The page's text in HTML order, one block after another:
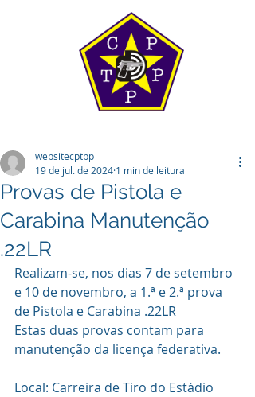
Provas de Pistola e
Carabina Manutenção
.22LR
websitecptpp
19 de jul. de 2024 1 min de leitura
Realizam-se, nos dias 7 de setembro
e 10 de novembro, a 1.ª e 2.ª prova
de Pistola e Carabina .22LR
Estas duas provas contam para
manutenção da licença federativa.
Local: Carreira de Tiro do Estádio